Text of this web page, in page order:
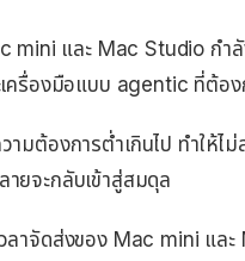
mini และ Mac Studio กำ
เครื่องมือแบบ agentic ที่ต้อ
ามต้องการต่ำเกินไป ทำให้
ายจะกลับเข้าสู่สมดุล
วลาจัดส่งของ Mac mini แล